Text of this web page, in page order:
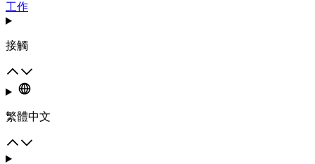
工作
接觸
繁體中文